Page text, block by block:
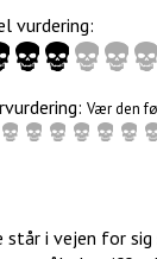
vurdering:
Vær den
står i vejen for